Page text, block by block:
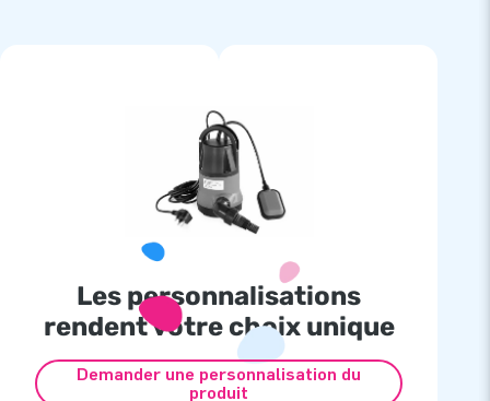
Les personnalisations
rendent votre choix unique
Demander une personnalisation du
produit